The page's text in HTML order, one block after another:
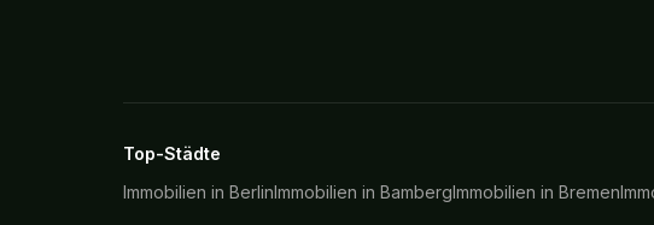
Top-Städte
Immobilien in BerlinImmobilien in BambergImmobilien in Bremen